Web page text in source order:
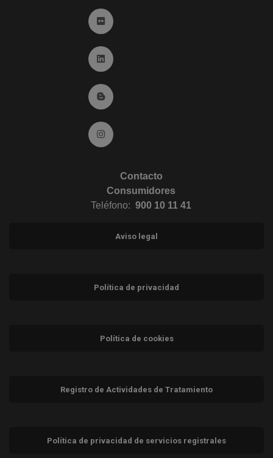
Ir a Flickr (abre en ventana nueva)
Ir a Linkedin (abre en ventana nueva)
Ir al Blog (abre en ventana nueva)
Ir a Instagram (abre en ventana nueva)
Contacto
Consumidores
Teléfono: 900 10 11 41
Aviso legal
Política de privacidad
Política de cookies
Registro de Actividades de Tratamiento
Política de privacidad de servicios registrales